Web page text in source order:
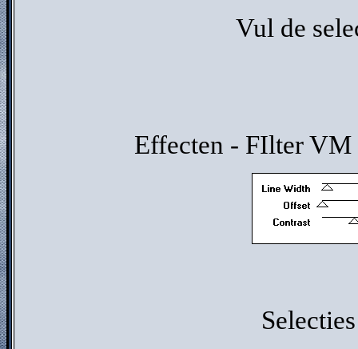
Vul de
Effecten - FIlter VM